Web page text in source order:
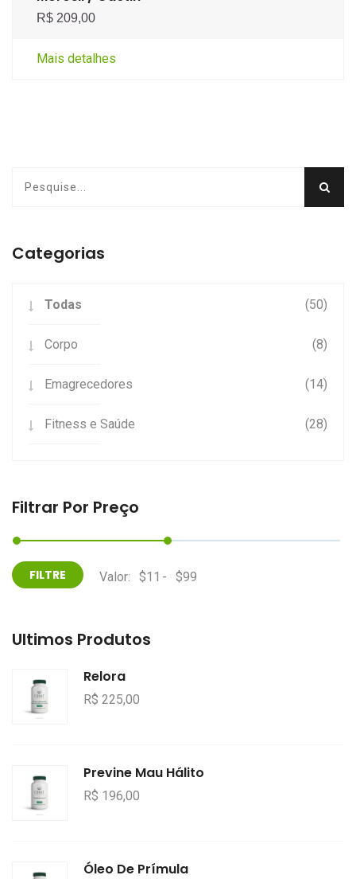
R$ 209,00
Mais detalhes
Categorias
Todas (50)
Corpo (8)
Emagrecedores (14)
Fitness e Saúde (28)
Filtrar Por Preço
Valor: -
Últimos Produtos
Relora
R$ 225,00
Previne Mau Hálito
R$ 196,00
Óleo De Prímula